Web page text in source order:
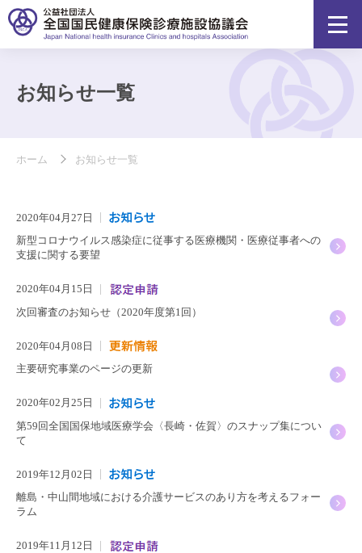
お知らせ一覧
ホーム お知らせ一覧
2020年04月27日
新型コロナウイルス感染症に従事する医療機関・医療従事者への
支援に関する要望
2020年04月15日
次回審査のお知らせ（2020年度第1回）
2020年04月08日
主要研究事業のページの更新
2020年02月25日
第59回全国国保地域医療学会〈長崎・佐賀〉のスナップ集につい
て
2019年12月02日
離島・中山間地域における介護サービスのあり方を考えるフォー
ラム
2019年11月12日